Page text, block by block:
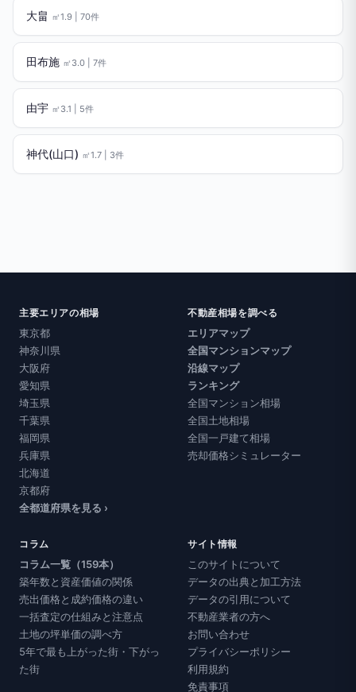
大畠 ㎡1.9 | 70件
田布施 ㎡3.0 | 7件
由宇 ㎡3.1 | 5件
神代(山口) ㎡1.7 | 3件
主要エリアの相場
東京都
神奈川県
大阪府
愛知県
埼玉県
千葉県
福岡県
兵庫県
北海道
京都府
全都道府県を見る ›
不動産相場を調べる
エリアマップ
全国マンションマップ
沿線マップ
ランキング
全国マンション相場
全国土地相場
全国一戸建て相場
売却価格シミュレーター
コラム
コラム一覧（159本）
築年数と資産価値の関係
売出価格と成約価格の違い
一括査定の仕組みと注意点
土地の坪単価の調べ方
5年で最も上がった街・下がっ
た街
サイト情報
このサイトについて
データの出典と加工方法
データの引用について
不動産業者の方へ
お問い合わせ
プライバシーポリシー
利用規約
免責事項